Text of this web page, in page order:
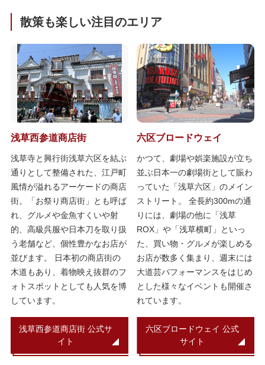
散策も楽しい注目のエリア
浅草西参道商店街
浅草寺と興行街浅草六区を結ぶ
通りとして整備された、江戸町
風情が溢れるアーケードの商店
街。「お祭り商店街」とも呼ば
れ、グルメや金魚すくいや射
的、高級呉服や日本刀を取り扱
う老舗など、個性豊かなお店が
並びます。 日本初の商店街の
木道もあり、着物映え抜群のフ
ォトスポットとしても人気を博
しています。
浅草西参道商店街 公式サ
イト
六区ブロードウェイ
かつて、劇場や娯楽施設が立ち
並ぶ日本一の劇場街として賑わ
っていた「浅草六区」のメイン
ストリート。 全長約300mの通
りには、劇場の他に「浅草
ROX」や「浅草横町」といっ
た、買い物・グルメが楽しめる
お店が数多く集まり、週末には
大道芸パフォーマンスをはじめ
とした様々なイベントも開催さ
れています。
六区ブロードウェイ 公式
サイト